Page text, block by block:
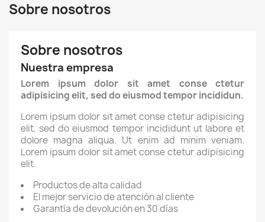
Sobre nosotros
Sobre nosotros
Nuestra empresa
Lorem ipsum dolor sit amet conse ctetur
adipisicing elit, sed do eiusmod tempor incididun.
Lorem ipsum dolor sit amet conse ctetur adipisicing
elit, sed do eiusmod tempor incididunt ut labore et
dolore magna aliqua. Ut enim ad minim veniam.
Lorem ipsum dolor sit amet conse ctetur adipisicing
elit.
Productos de alta calidad
El mejor servicio de atención al cliente
Garantía de devolución en 30 días